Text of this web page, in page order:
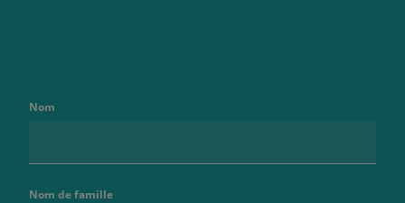
Nom
Nom de famille